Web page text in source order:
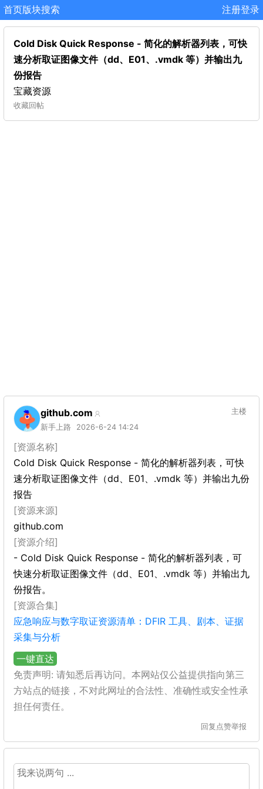
首页版块搜索 注册登录
Cold Disk Quick Response - 简化的解析器列表，可快
速分析取证图像文件（dd、E01、.vmdk 等）并输出九
份报告
宝藏资源
收藏回帖
github.com
新手上路 2026-6-24 14:24
主楼
[资源名称]
Cold Disk Quick Response - 简化的解析器列表，可快
速分析取证图像文件（dd、E01、.vmdk 等）并输出九份
报告
[资源来源]
github.com
[资源介绍]
- Cold Disk Quick Response - 简化的解析器列表，可
快速分析取证图像文件（dd、E01、.vmdk 等）并输出九
份报告。
[资源合集]
应急响应与数字取证资源清单：DFIR 工具、剧本、证据
采集与分析
一键直达
免责声明: 请知悉后再访问。本网站仅公益提供指向第三
方站点的链接，不对此网址的合法性、准确性或安全性承
担任何责任。
回复 点赞举报